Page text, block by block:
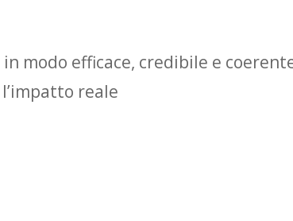
modo efficace, credibile e
reale